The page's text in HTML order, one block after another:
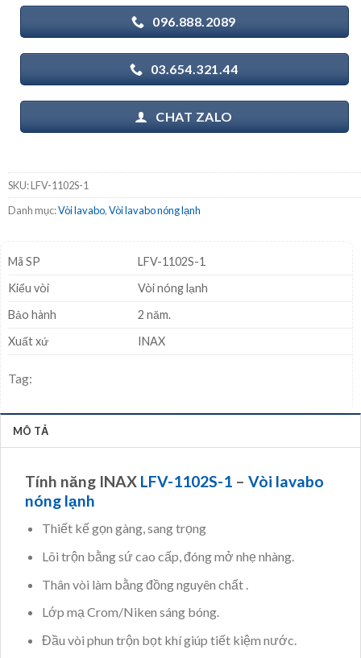
096.888.2089
03.654.321.44
CHAT ZALO
SKU:LFV-1102S-1
Danh mục:Vòi lavabo,Vòi lavabo nóng lạnh
Mã SP
LFV-1102S-1
Kiểu vòi
Vòi nóng lạnh
Bảo hành
2 năm.
Xuất xứ
INAX
Tag:
MÔ TẢ
Tính năng INAX LFV-1102S-1 – Vòi lavabo
nóng lạnh
Thiết kế gọn gàng, sang trọng
Lõi trộn bằng sứ cao cấp, đóng mở nhẹ nhàng.
Thân vòi làm bằng đồng nguyên chất .
Lớp mạ Crom/Niken sáng bóng.
Đầu vòi phun trộn bọt khí giúp tiết kiệm nước.